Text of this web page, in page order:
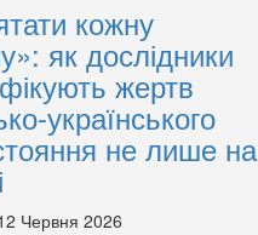
кожну
як дослідники
жертв
українського
не лише на
Червня 2026